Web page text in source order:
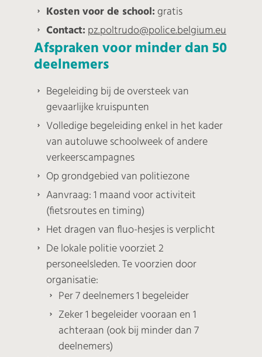
Kosten voor de school: gratis
Contact: pz.poltrudo@police.belgium.eu
Afspraken voor minder dan 50
deelnemers
Begeleiding bij de oversteek van
gevaarlijke kruispunten
Volledige begeleiding enkel in het kader
van autoluwe schoolweek of andere
verkeerscampagnes
Op grondgebied van politiezone
Aanvraag: 1 maand voor activiteit
(fietsroutes en timing)
Het dragen van fluo-hesjes is verplicht
De lokale politie voorziet 2
personeelsleden. Te voorzien door
organisatie:
Per 7 deelnemers 1 begeleider
Zeker 1 begeleider vooraan en 1
achteraan (ook bij minder dan 7
deelnemers)